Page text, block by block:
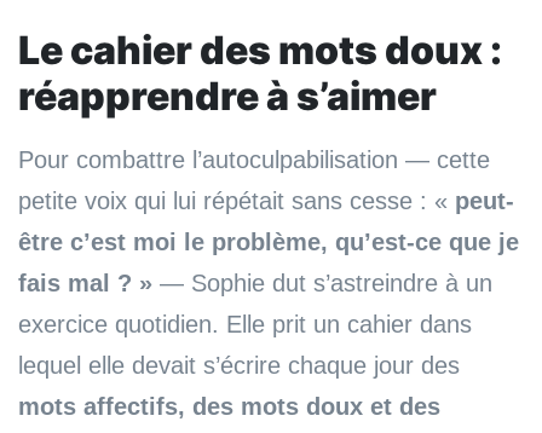
Le cahier des mots doux :
réapprendre à s’aimer
Pour combattre l’autoculpabilisation — cette
petite voix qui lui répétait sans cesse : « peut-
être c’est moi le problème, qu’est-ce que je
fais mal ? » — Sophie dut s’astreindre à un
exercice quotidien. Elle prit un cahier dans
lequel elle devait s’écrire chaque jour des
mots affectifs, des mots doux et des